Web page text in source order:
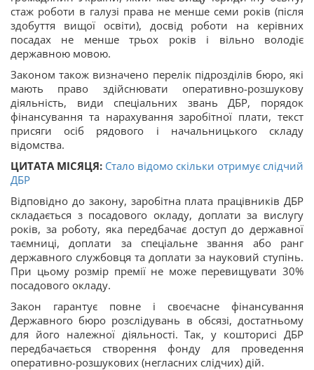
стаж роботи в галузі права не менше семи років (після
здобуття вищої освіти), досвід роботи на керівних
посадах не менше трьох років і вільно володіє
державною мовою.
Законом також визначено перелік підрозділів бюро, які
мають право здійснювати оперативно-розшукову
діяльність, види спеціальних звань ДБР, порядок
фінансування та нарахування заробітної плати, текст
присяги осіб рядового і начальницького складу
відомства.
ЦИТАТА МІСЯЦЯ: Стало відомо скільки отримує слідчий
ДБР
Відповідно до закону, заробітна плата працівників ДБР
складається з посадового окладу, доплати за вислугу
років, за роботу, яка передбачає доступ до державної
таємниці, доплати за спеціальне звання або ранг
державного службовця та доплати за науковий ступінь.
При цьому розмір премії не може перевищувати 30%
посадового окладу.
Закон гарантує повне і своєчасне фінансування
Державного бюро розслідувань в обсязі, достатньому
для його належної діяльності. Так, у кошторисі ДБР
передбачається створення фонду для проведення
оперативно-розшукових (негласних слідчих) дій.